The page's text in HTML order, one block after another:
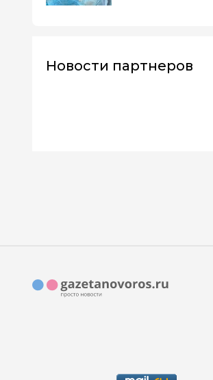
Новости партнеров